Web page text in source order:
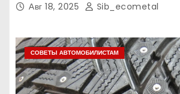
Авг 18, 2025 Sib_ecometal
СОВЕТЫ АВТОМОБИЛИСТАМ